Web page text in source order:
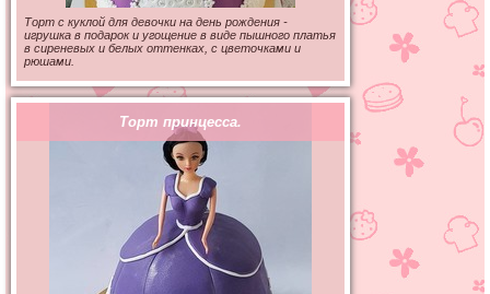
Торт с куклой для девочки на день рождения -
игрушка в подарок и угощение в виде пышного платья
в сиреневых и белых оттенках, с цветочками и
рюшами.
Торт принцесса.